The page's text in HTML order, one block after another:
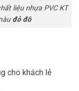
liệu nhựa PVC KT
đỏ đô
cho khách lẻ